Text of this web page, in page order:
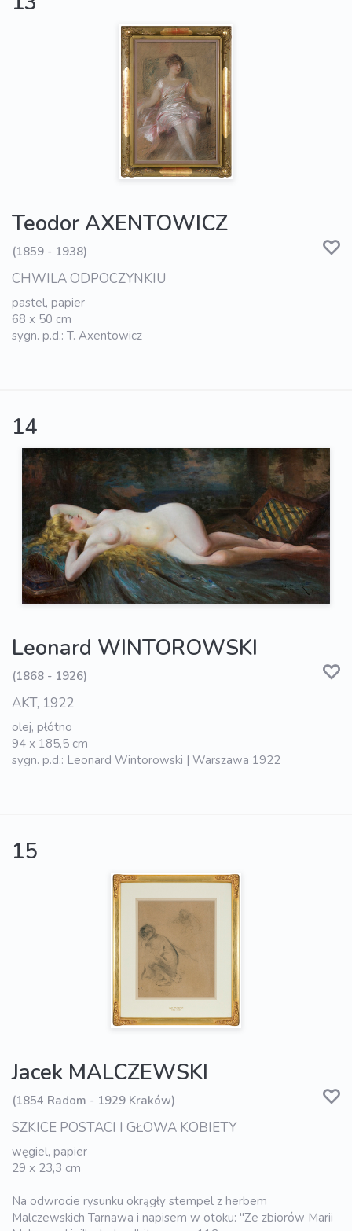
Teodor AXENTOWICZ
(1859 - 1938)
CHWILA ODPOCZYNKIU
pastel, papier
68 x 50 cm
sygn. p.d.: T. Axentowicz
14
Leonard WINTOROWSKI
(1868 - 1926)
AKT, 1922
olej, płótno
94 x 185,5 cm
sygn. p.d.: Leonard Wintorowski | Warszawa 1922
15
Jacek MALCZEWSKI
(1854 Radom - 1929 Kraków)
SZKICE POSTACI I GŁOWA KOBIETY
węgiel, papier
29 x 23,3 cm
Na odwrocie rysunku okrągły stempel z herbem
Malczewskich Tarnawa i napisem w otoku: "Ze zbiorów Marii